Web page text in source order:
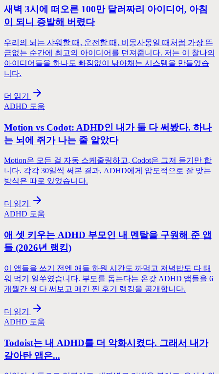
새벽 3시에 떠오른 100만 달러짜리 아이디어, 아침
이 되니 증발해 버렸다
우리의 뇌는 샤워할 때, 운전할 때, 비몽사몽일 때처럼 가장 뜬
금없는 순간에 최고의 아이디어를 던져줍니다. 저는 이 찰나의
아이디어들을 하나도 빠짐없이 낚아채는 시스템을 만들었습
니다.
더 읽기
ADHD 도움
Motion vs Codot: ADHD인 내가 둘 다 써봤다. 하나
는 뇌에 쥐가 나는 줄 알았다
Motion은 모든 걸 자동 스케줄링하고, Codot은 그저 듣기만 합
니다. 각각 30일씩 써본 결과, ADHD에게 압도적으로 잘 맞는
방식은 따로 있었습니다.
더 읽기
ADHD 도움
애 셋 키우는 ADHD 부모인 내 멘탈을 구원해 준 앱
들 (2026년 랭킹)
이 앱들을 쓰기 전엔 애들 하원 시간도 까먹고 저녁밥도 다 태
워 먹기 일쑤였습니다. 부모를 돕는다는 온갖 ADHD 앱들을 6
개월간 싹 다 써보고 매긴 찐 후기 랭킹을 공개합니다.
더 읽기
ADHD 도움
Todoist는 내 ADHD를 더 악화시켰다. 그래서 내가
갈아탄 앱은...